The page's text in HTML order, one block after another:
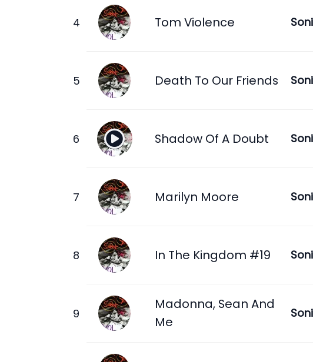
Tom Violence
Death To Our Friends
Shadow Of A Doubt
Marilyn Moore
In The Kingdom #19
Madonna, Sean And
Me